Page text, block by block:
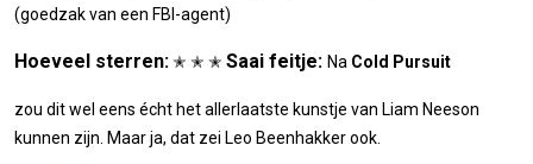
(goedzak van een FBI-agent)
Hoeveel sterren:✭ ✭ ✭ Saai feitje: Na Cold Pursuit
zou dit wel eens écht het allerlaatste kunstje van Liam Neeson
kunnen zijn. Maar ja, dat zei Leo Beenhakker ook.